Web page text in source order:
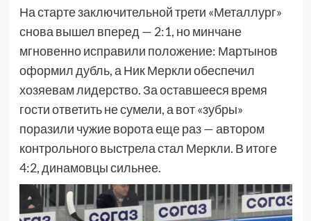
На старте заключительной трети «Металлург»
снова вышел вперед — 2:1, но минчане
мгновенно исправили положение: Мартынов
оформил дубль, а Ник Меркли обеспечил
хозяевам лидерство. За оставшееся время
гости ответить не сумели, а вот «зубры»
поразили чужие ворота еще раз — автором
контрольного выстрела стал Меркли. В итоге
4:2, динамовцы сильнее.